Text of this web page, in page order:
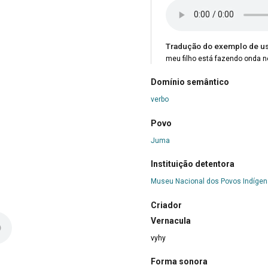
Tradução do exemplo de
meu filho está fazendo onda
Domínio semântico
verbo
Povo
Juma
Instituição detentora
Museu Nacional dos Povos
Criador
Vernacula
vyhy
Forma sonora